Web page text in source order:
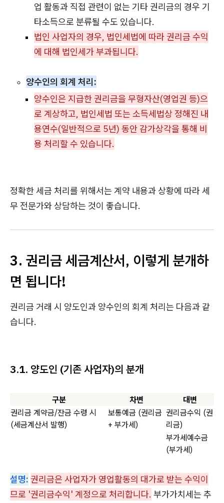
업 활동과 직접 관련이 없는 기타 권리금의 경우 기
타소득으로 분류될 수도 있습니다.
법인 사업자의 경우, 법인세법에 따라 권리금 수익
에 대해 법인세가 부과됩니다.
양수인의 회계 처리:
양수인은 지급한 권리금을 무형자산(영업권 등)으
로 계상하고, 법인세법 또는 소득세법상 정해진 내
용연수(일반적으로 5년) 동안 감가상각을 통해 비
용 처리할 수 있습니다.
정확한 세금 처리를 위해서는 계약 내용과 상황에 따라 세
무 전문가와 상담하는 것이 좋습니다.
3. 권리금 세금계산서, 이렇게 분개하
면 됩니다!
권리금 거래 시 양도인과 양수인의 회계 처리는 다음과 같
습니다.
3.1. 양도인 (기존 사업자)의 분개
구분 차변
대변
권리금 계약금/잔금 수령 시
(세금계산서 발행)
보통예금 (권리금
+ 부가세)
권리금수익 (권
리금)
부가세예수금
(부가세)
설명: 권리금은 사업자가 영업활동의 대가로 받는 수익이
므로 '권리금수익' 계정으로 처리합니다. 부가가치세는 추